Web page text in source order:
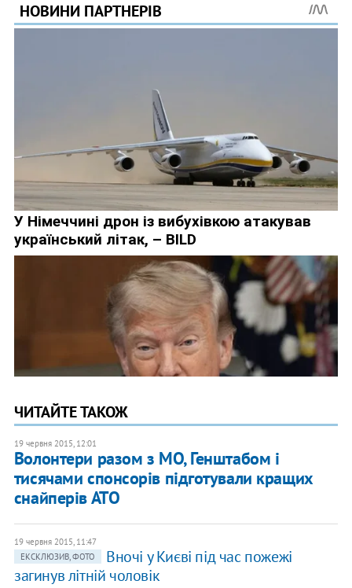
ЧИТАЙТЕ ТАКОЖ
19 червня 2015, 12:01
Волонтери разом з МО, Генштабом і
тисячами спонсорів підготували кращих
снайперів АТО
19 червня 2015, 11:47
ЕКСКЛЮЗИВ, ФОТО
Вночі у Києві під час пожежі
загинув літній чоловік